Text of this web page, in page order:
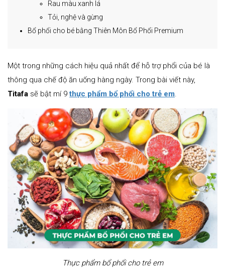
Rau màu xanh lá
Tỏi, nghệ và gừng
Bổ phổi cho bé bằng Thiên Môn Bổ Phổi Premium
Một trong những cách hiệu quả nhất để hỗ trợ phổi của bé là
thông qua chế độ ăn uống hàng ngày. Trong bài viết này,
Titafa sẽ bật mí 9thực phẩm bổ phổi cho trẻ em.
Thực phẩm bổ phổi cho trẻ em